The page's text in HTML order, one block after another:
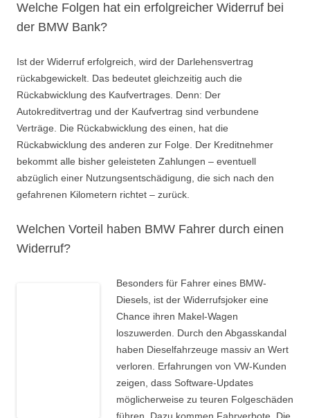
Welche Folgen hat ein erfolgreicher Widerruf bei
der BMW Bank?
Ist der Widerruf erfolgreich, wird der Darlehensvertrag
rückabgewickelt. Das bedeutet gleichzeitig auch die
Rückabwicklung des Kaufvertrages. Denn: Der
Autokreditvertrag und der Kaufvertrag sind verbundene
Verträge. Die Rückabwicklung des einen, hat die
Rückabwicklung des anderen zur Folge. Der Kreditnehmer
bekommt alle bisher geleisteten Zahlungen – eventuell
abzüglich einer Nutzungsentschädigung, die sich nach den
gefahrenen Kilometern richtet – zurück.
Welchen Vorteil haben BMW Fahrer durch einen
Widerruf?
Besonders für Fahrer eines BMW-
Diesels, ist der Widerrufsjoker eine
Chance ihren Makel-Wagen
loszuwerden. Durch den Abgasskandal
haben Dieselfahrzeuge massiv an Wert
verloren. Erfahrungen von VW-Kunden
zeigen, dass Software-Updates
möglicherweise zu teuren Folgeschäden